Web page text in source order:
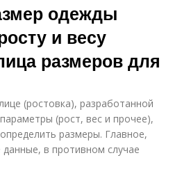
одежды
и весу
размеров для
(ростовка), разработанной
(рост, вес и прочее),
размеры. Главное,
в противном случае